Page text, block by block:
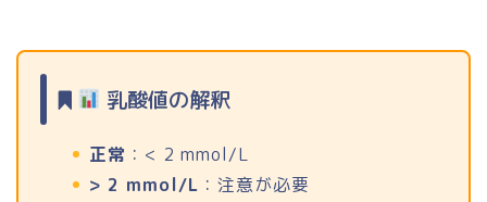
乳酸値の解釈
正常 ：< 2 mmol/L
> 2 mmol/L ：注意が必要